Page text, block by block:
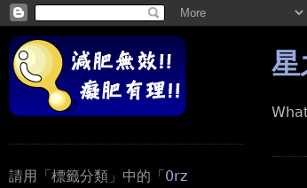
請用「標籤分類」中的「0rz
星